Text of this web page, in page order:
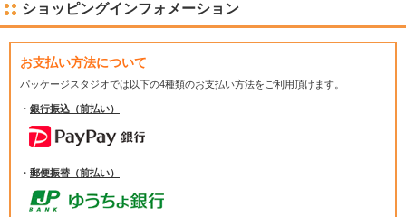
ショッピングインフォメーション
お支払い方法について
パッケージスタジオでは以下の4種類のお支払い方法をご利用頂けます。
・ 銀行振込（前払い）
・ 郵便振替（前払い）